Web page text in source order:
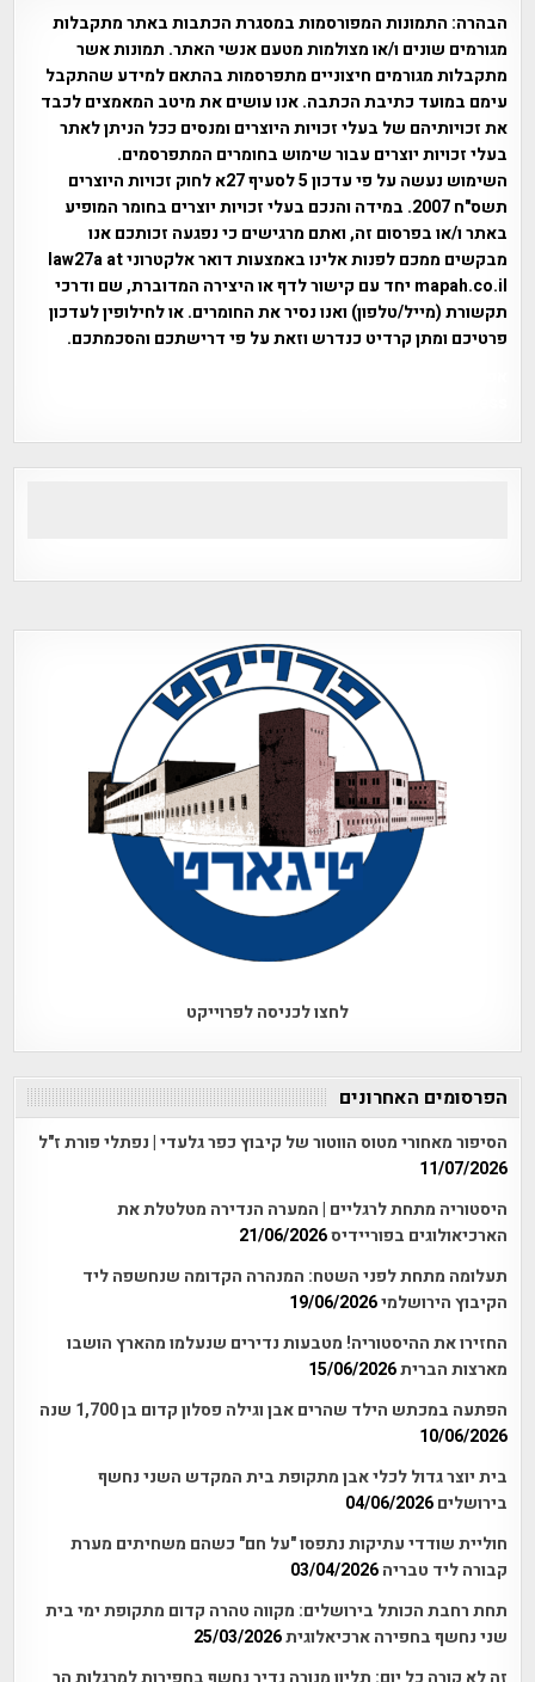
הבהרה: התמונות המפורסמות במסגרת הכתבות באתר מתקבלות
מגורמים שונים ו/או מצולמות מטעם אנשי האתר. תמונות אשר
מתקבלות מגורמים חיצוניים מתפרסמות בהתאם למידע שהתקבל
עימם במועד כתיבת הכתבה. אנו עושים את מיטב המאמצים לכבד
את זכויותיהם של בעלי זכויות היוצרים ומנסים ככל הניתן לאתר
בעלי זכויות יוצרים עבור שימוש בחומרים המתפרסמים.
השימוש נעשה על פי עדכון 5 לסעיף 27א לחוק זכויות היוצרים
תשס"ח 2007. במידה והנכם בעלי זכויות יוצרים בחומר המופיע
באתר ו/או בפרסום זה, ואתם מרגישים כי נפגעה זכותכם אנו
מבקשים ממכם לפנות אלינו באמצעות דואר אלקטרוני law27a at
mapah.co.il יחד עם קישור לדף או היצירה המדוברת, שם ודרכי
תקשורת (מייל/טלפון) ואנו נסיר את החומרים. או לחילופין לעדכון
פרטיכם ומתן קרדיט כנדרש וזאת על פי דרישתכם והסכמתכם.
לחצו לכניסה לפרוייקט
הפרסומים האחרונים
הסיפור מאחורי מטוס הווטור של קיבוץ כפר גלעדי | נפתלי פורת ז"ל
11/07/2026
היסטוריה מתחת לרגליים | המערה הנדירה מטלטלת את
הארכיאולוגים בפוריידיס21/06/2026
תעלומה מתחת לפני השטח: המנהרה הקדומה שנחשפה ליד
הקיבוץ הירושלמי19/06/2026
החזירו את ההיסטוריה! מטבעות נדירים שנעלמו מהארץ הושבו
מארצות הברית15/06/2026
הפתעה במכתש הילד שהרים אבן וגילה פסלון קדום בן 1,700 שנה
10/06/2026
בית יוצר גדול לכלי אבן מתקופת בית המקדש השני נחשף
בירושלים 04/06/2026
חוליית שודדי עתיקות נתפסו "על חם" כשהם משחיתים מערת
קבורה ליד טבריה 03/04/2026
תחת רחבת הכותל בירושלים: מקווה טהרה קדום מתקופת ימי בית
שני נחשף בחפירה ארכיאלוגית25/03/2026